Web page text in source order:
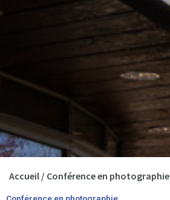
Accueil / Conférence en photographie
Conférence en photographie